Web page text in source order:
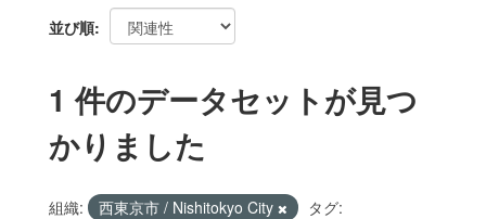
並び順
1 件のデータセットが見つ
かりました
組織: 西東京市 / Nishitokyo City
タグ: